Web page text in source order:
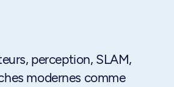
perception, SLAM,
modernes comme